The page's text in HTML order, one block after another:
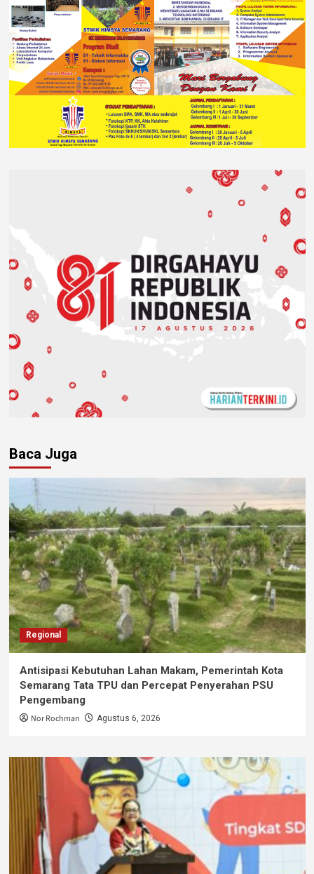
Baca Juga
Regional
Antisipasi Kebutuhan Lahan Makam, Pemerintah Kota
Semarang Tata TPU dan Percepat Penyerahan PSU
Pengembang
Nor Rochman Agustus 6, 2026